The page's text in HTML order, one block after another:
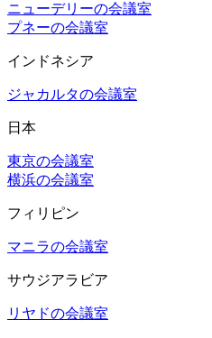
ニューデリーの会議室
プネーの会議室
インドネシア
ジャカルタの会議室
日本
東京の会議室
横浜の会議室
フィリピン
マニラの会議室
サウジアラビア
リヤドの会議室